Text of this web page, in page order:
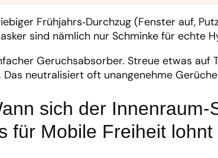
Frühjahrs‑Durchzug (Fenster auf,
sind nämlich nur Schminke für echte
Geruchsabsorber. Streue etwas auf
neutralisiert oft unangenehme
sich der Innenraum-
für Mobile Freiheit lohnt